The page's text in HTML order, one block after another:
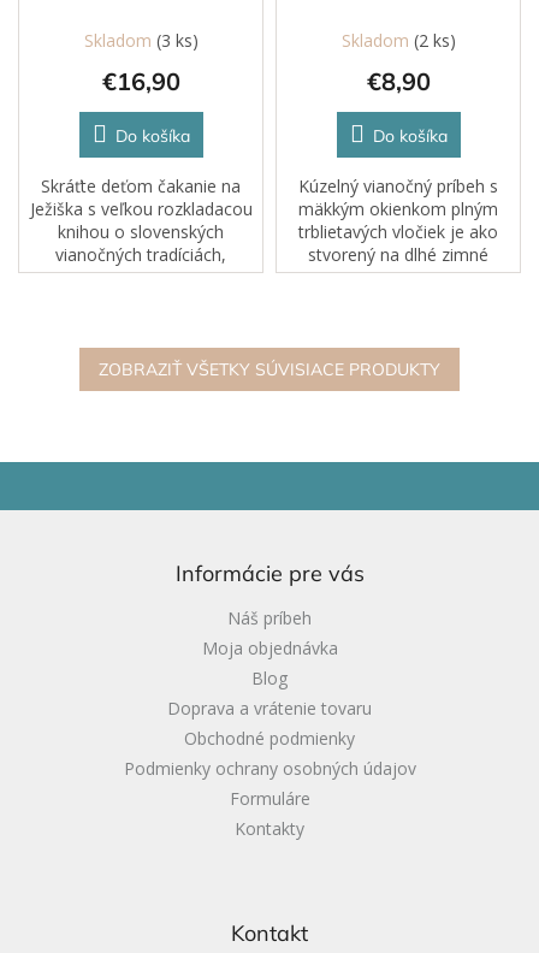
Skladom (3 ks)
€16,90
Do košíka
Skráťte deťom čakanie na
Ježiška s veľkou rozkladacou
knihou o slovenských
vianočných tradíciách,
zvykoch a kúzle adventu.
Skladom (2 ks)
€8,90
Do košíka
Kúzelný vianočný príbeh s
mäkkým okienkom plným
trblietavých vločiek je ako
stvorený na dlhé zimné
večery.
ZOBRAZIŤ VŠETKY SÚVISIACE PRODUKTY
Informácie pre vás
Náš príbeh
Moja objednávka
Blog
Doprava a vrátenie tovaru
Obchodné podmienky
Podmienky ochrany osobných údajov
Formuláre
Kontakty
Kontakt